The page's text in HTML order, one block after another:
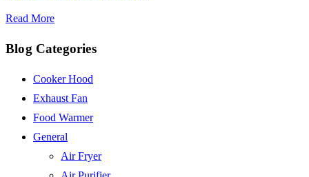
Read More
Blog Categories
Cooker Hood
Exhaust Fan
Food Warmer
General
Air Fryer